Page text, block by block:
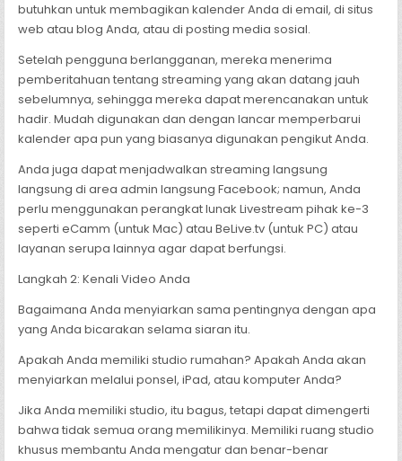
butuhkan untuk membagikan kalender Anda di email, di situs
web atau blog Anda, atau di posting media sosial.
Setelah pengguna berlangganan, mereka menerima
pemberitahuan tentang streaming yang akan datang jauh
sebelumnya, sehingga mereka dapat merencanakan untuk
hadir. Mudah digunakan dan dengan lancar memperbarui
kalender apa pun yang biasanya digunakan pengikut Anda.
Anda juga dapat menjadwalkan streaming langsung
langsung di area admin langsung Facebook; namun, Anda
perlu menggunakan perangkat lunak Livestream pihak ke-3
seperti eCamm (untuk Mac) atau BeLive.tv (untuk PC) atau
layanan serupa lainnya agar dapat berfungsi.
Langkah 2: Kenali Video Anda
Bagaimana Anda menyiarkan sama pentingnya dengan apa
yang Anda bicarakan selama siaran itu.
Apakah Anda memiliki studio rumahan? Apakah Anda akan
menyiarkan melalui ponsel, iPad, atau komputer Anda?
Jika Anda memiliki studio, itu bagus, tetapi dapat dimengerti
bahwa tidak semua orang memilikinya. Memiliki ruang studio
khusus membantu Anda mengatur dan benar-benar